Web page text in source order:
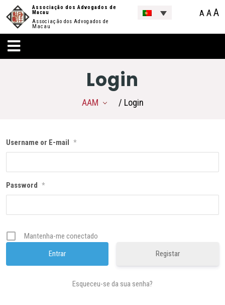
Associação dos Advogados de
Macau
Associação dos Advogados de
Macau
A AA
Login
AAM / Login
Username or E-mail *
Password *
Mantenha-me conectado
Registar
Esqueceu-se da sua senha?